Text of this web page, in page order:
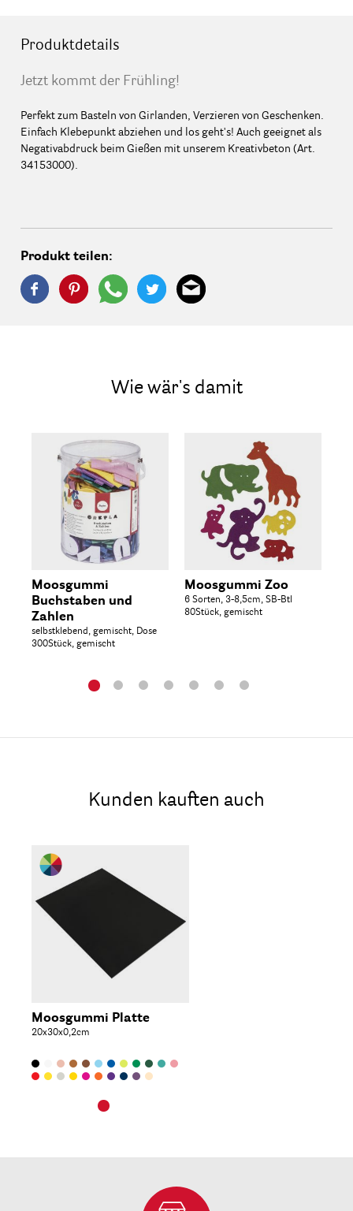
Produktdetails
Jetzt kommt der Frühling!
Perfekt zum Basteln von Girlanden, Verzieren von Geschenken.
Einfach Klebepunkt abziehen und los geht's! Auch geeignet als
Negativabdruck beim Gießen mit unserem Kreativbeton (Art.
34153000).
Produkt teilen:
Wie wär's damit
Moosgummi
Buchstaben und
Zahlen
selbstklebend, gemischt, Dose
300Stück, gemischt
Moosgummi Zoo
6 Sorten, 3-8,5cm, SB-Btl
80Stück, gemischt
Kunden kauften auch
Moosgummi Platte
20x30x0,2cm